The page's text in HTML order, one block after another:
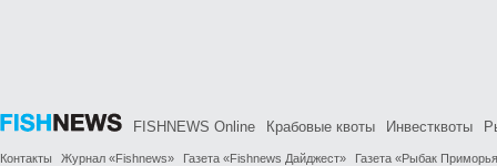
FISHNEWS Online Крабовые квоты Инвестквоты
Контакты Журнал «Fishnews» Газета «Fishnews Дайджест»
Газета «Рыбак